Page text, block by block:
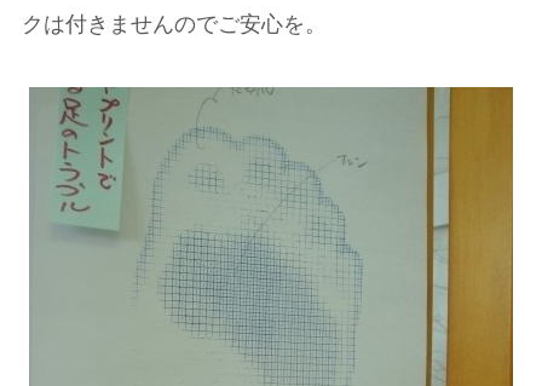
クは付きませんのでご安心を。